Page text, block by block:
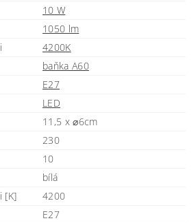
10 W
1050 lm
4200K
baňka A60
E27
LED
11,5 x ⌀6cm
230
10
bílá
[K]
4200
E27